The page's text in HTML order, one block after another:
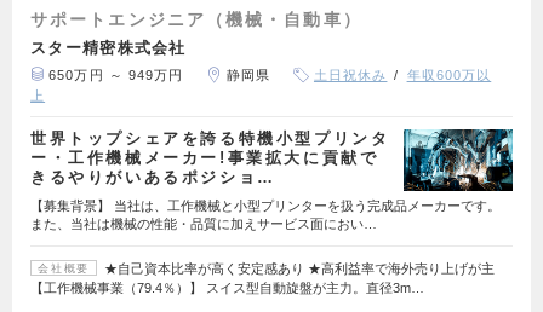
サポートエンジニア（機械・自動車）
スター精密株式会社
650万円 ～ 949万円 静岡県 土日祝休み
年収600万以
上
世界トップシェアを誇る特機小型プリンタ
ー・工作機械メーカー!事業拡大に貢献で
きるやりがいあるポジショ…
【募集背景】 当社は、工作機械と小型プリンターを扱う完成品メーカーです。
また、当社は機械の性能・品質に加えサービス面におい…
会社概要
★自己資本比率が高く安定感あり ★高利益率で海外売り上げが主
【工作機械事業（79.4％）】 スイス型自動旋盤が主力。直径3m…